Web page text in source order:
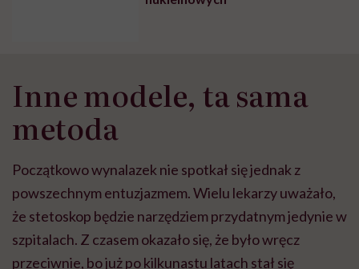
podstawowym elementem badania lekarskiego.
Rozwój stetoskopu trwał przez kolejne dekady.
drewnianych cylindrów po bardziej złożone
konstrukcje z elastycznymi przewodami. W połowie
XIX wieku pojawiły się pierwsze modele dwuuszne,
choć początkowo nie cieszyły się dużą popularnością.